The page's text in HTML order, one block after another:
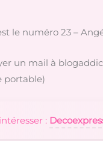
le numéro 23 –
un mail à
portable)
: